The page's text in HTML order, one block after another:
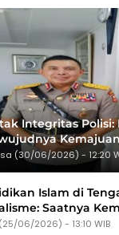
Integritas Polisi:
(30/06/2026) - 12:20
Islam di
Saatnya
06/2026) - 13:10 WIB